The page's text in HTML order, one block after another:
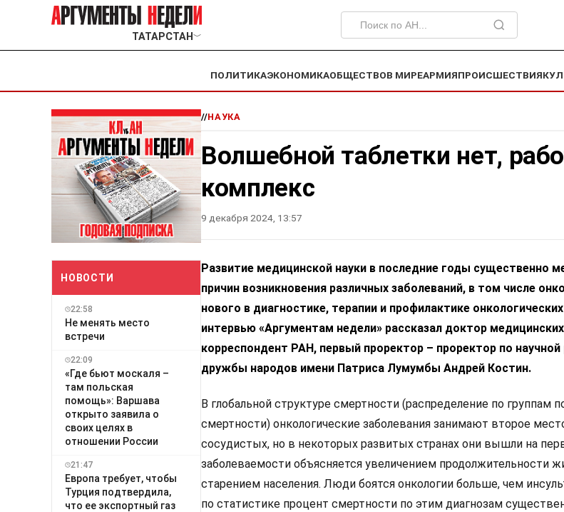
ТАТАРСТАН ﹀
ПОЛИТИКАЭКОНОМИКАОБЩЕСТВОВ МИРЕАРМИЯПРОИСШЕСТВИЯ
НОВОСТИ
22:58
Не менять место
встречи
22:09
«Где бьют москаля –
там польская
помощь»: Варшава
открыто заявила о
своих целях в
отношении России
21:47
Европа требует, чтобы
Турция подтвердила,
что ее экспортный газ
//НАУКА
Волшебной таблетки нет,
комплекс
9 декабря 2024, 13:57
Развитие медицинской науки в последние годы существенно
причин возникновения различных заболеваний, в том числе
нового в диагностике, терапии и профилактике
интервью «Аргументам недели» рассказал доктор медицинских
корреспондент РАН, первый проректор – проректор по
дружбы народов имени Патриса Лумумбы Андрей Костин.
В глобальной структуре смертности (распределение по группам
смертности) онкологические заболевания занимают второе
сосудистых, но в некоторых развитых странах они вышли на
заболеваемости объясняется увеличением продолжительности
старением населения. Люди боятся онкологии больше, чем
по статистике процент смертности по этим диагнозам